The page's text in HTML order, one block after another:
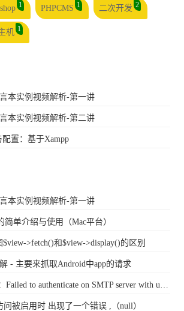
1 PHPCMS 1 二次开发 2
机 1
本实例视频解析-第一讲
本实例视频解析-第二讲
置：基于Xampp
本实例视频解析-第一讲
简单介绍与使用（Mac平台）
>fetch()和$view->display()的区别
- 主要来抓取Android中app的请求
on SMTP server with username "xxxx@qq.com" using 1 possible authenticators
问被启用时 出现了一个错误 ,（null）